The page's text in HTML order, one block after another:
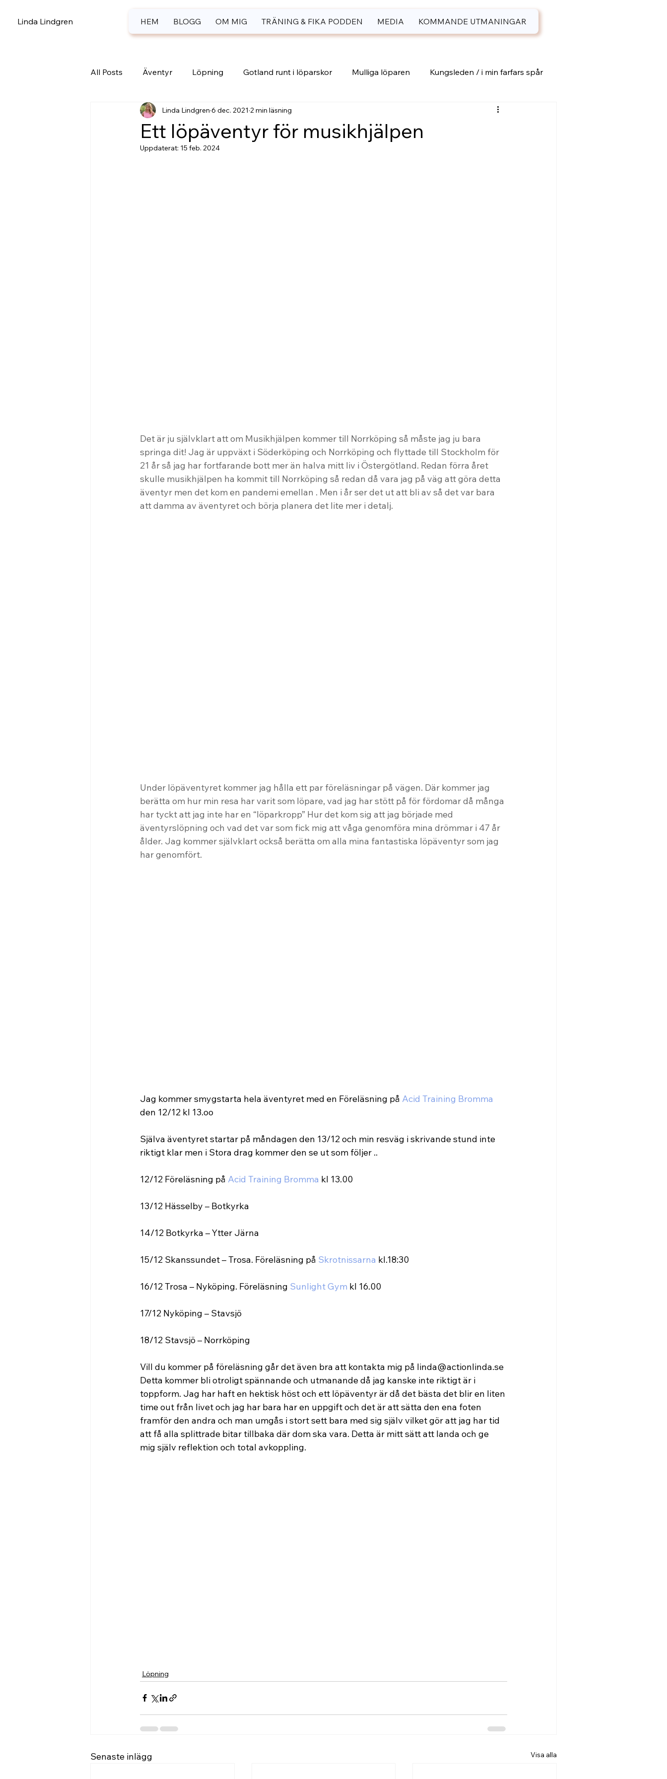
Linda Lindgren HEM BLOGG OM MIG TRÄNING & FIKA PODDEN MEDIA KOMMANDE UTMANINGAR
All Posts Äventyr Löpning Gotland runt i löparskor Mulliga löparen Kungsleden / i min farfars spår
Ett löpäventyr för musikhjälpen
Linda Lindgren 6 dec. 2021 2 min läsning
Uppdaterat: 15 feb. 2024
Det är ju självklart att om Musikhjälpen kommer till Norrköping så måste jag ju bara
springa dit! Jag är uppväxt i Söderköping och Norrköping och flyttade till Stockholm för
21 år så jag har fortfarande bott mer än halva mitt liv i Östergötland. Redan förra året
skulle musikhjälpen ha kommit till Norrköping så redan då vara jag på väg att göra detta
äventyr men det kom en pandemi emellan . Men i år ser det ut att bli av så det var bara
att damma av äventyret och börja planera det lite mer i detalj.
Under löpäventyret kommer jag hålla ett par föreläsningar på vägen. Där kommer jag
berätta om hur min resa har varit som löpare, vad jag har stött på för fördomar då många
har tyckt att jag inte har en “löparkropp” Hur det kom sig att jag började med
äventyrslöpning och vad det var som fick mig att våga genomföra mina drömmar i 47 år
ålder. Jag kommer självklart också berätta om alla mina fantastiska löpäventyr som jag
har genomfört.
Jag kommer smygstarta hela äventyret med en Föreläsning på Acid Training Bromma
den 12/12 kl 13.oo
Själva äventyret startar på måndagen den 13/12 och min resväg i skrivande stund inte
riktigt klar men i Stora drag kommer den se ut som följer ..
12/12 Föreläsning på Acid Training Bromma kl 13.00
13/12 Hässelby – Botkyrka
14/12 Botkyrka – Ytter Järna
15/12 Skanssundet – Trosa. Föreläsning på Skrotnissarna kl.18:30
16/12 Trosa – Nyköping. Föreläsning Sunlight Gym kl 16.00
17/12 Nyköping – Stavsjö
18/12 Stavsjö – Norrköping
Vill du kommer på föreläsning går det även bra att kontakta mig på linda@actionlinda.se
Detta kommer bli otroligt spännande och utmanande då jag kanske inte riktigt är i
toppform. Jag har haft en hektisk höst och ett löpäventyr är då det bästa det blir en liten
time out från livet och jag har bara har en uppgift och det är att sätta den ena foten
framför den andra och man umgås i stort sett bara med sig själv vilket gör att jag har tid
att få alla splittrade bitar tillbaka där dom ska vara. Detta är mitt sätt att landa och ge
mig själv reflektion och total avkoppling.
Löpning
Senaste inlägg Visa alla